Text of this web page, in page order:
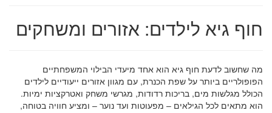
חוף גיא לילדים: אזורים ומשחקים
מה שחשוב לדעת חוף גיא הוא אחד מיעדי הבילוי המשפחתיים
הפופולריים ביותר על שפת הכנרת, עם מגוון אזורים ייעודיים לילדים
הכולל מגלשות מים, בריכות רדודות, מגרשי משחק ואטרקציות ימיות.
הוא מתאים לכל הגילאים – מפעוטות ועד נוער – ומציע חוויה בטוחה,